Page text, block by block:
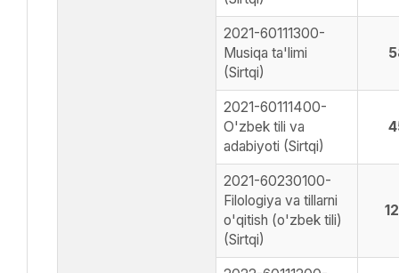
2021-60111300-
Musiqa ta'limi
(Sirtqi)
2021-60111400-
O'zbek tili va
adabiyoti (Sirtqi)
2021-60230100-
Filologiya va tillarni
o'qitish (o'zbek tili)
(Sirtqi)